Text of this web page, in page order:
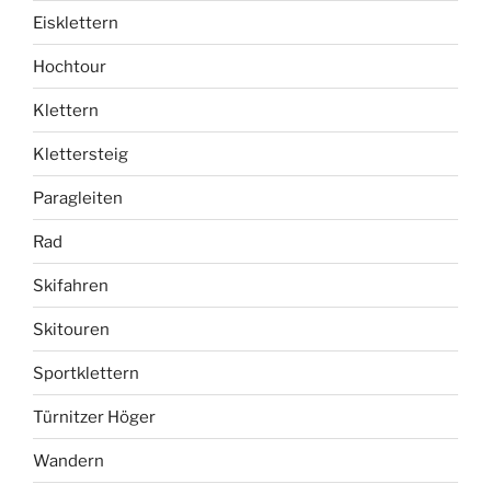
Eisklettern
Hochtour
Klettern
Klettersteig
Paragleiten
Rad
Skifahren
Skitouren
Sportklettern
Türnitzer Höger
Wandern